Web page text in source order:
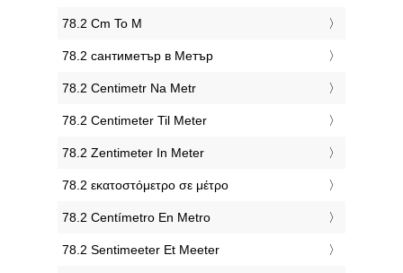
‎78.2 Cm To M
‎78.2 сантиметър в Метър
‎78.2 Centimetr Na Metr
‎78.2 Centimeter Til Meter
‎78.2 Zentimeter In Meter
‎78.2 εκατοστόμετρο σε μέτρο
‎78.2 Centímetro En Metro
‎78.2 Sentimeeter Et Meeter